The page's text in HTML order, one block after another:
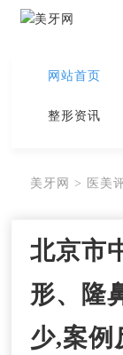
网站首页
整形资讯
美牙网 > 医美
北京市
形、隆
少,案例